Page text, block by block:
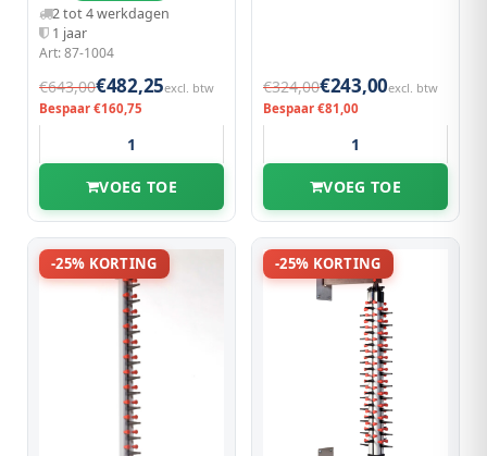
2 tot 4 werkdagen
1 jaar
Art: 87-1004
€643,00€482,25excl. btw
Bespaar €160,75
VOEG TOE
€324,00€243,00excl. btw
Bespaar €81,00
VOEG TOE
-25% KORTING -25% KORTING